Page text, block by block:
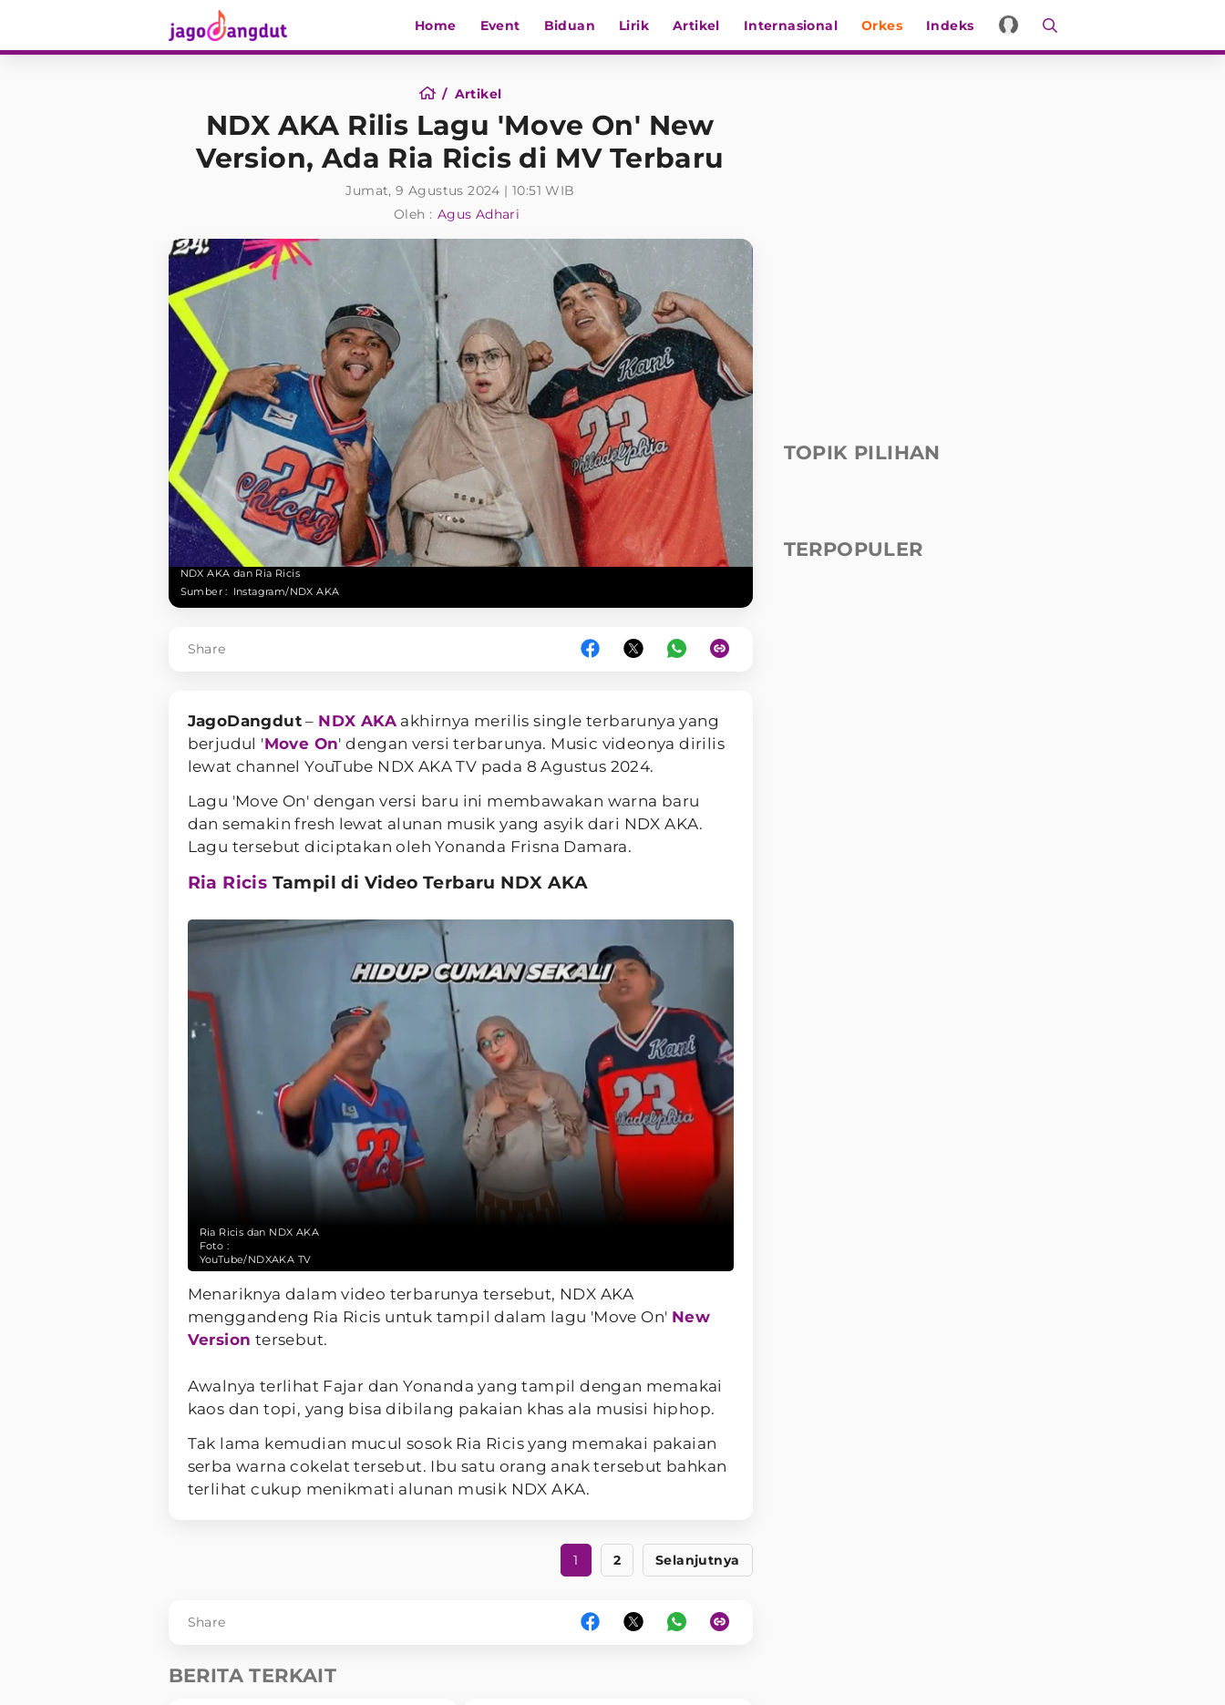
Home Event Biduan Lirik Artikel Internasional Orkes Indeks
Artikel
NDX AKA Rilis Lagu 'Move On' New
Version, Ada Ria Ricis di MV Terbaru
Jumat, 9 Agustus 2024 | 10:51 WIB
Oleh : Agus Adhari
NDX AKA dan Ria Ricis
Sumber : Instagram/NDX AKA
Share
JagoDangdut– NDX AKAakhirnya merilis single terbarunya yang
berjudul 'Move On' dengan versi terbarunya. Music videonya dirilis
lewat channel YouTube NDX AKA TV pada 8 Agustus 2024.
Lagu 'Move On' dengan versi baru ini membawakan warna baru
dan semakin fresh lewat alunan musik yang asyik dari NDX AKA.
Lagu tersebut diciptakan oleh Yonanda Frisna Damara.
Ria Ricis Tampil di Video Terbaru NDX AKA
Ria Ricis dan NDX AKA
Foto :
YouTube/NDXAKA TV
Menariknya dalam video terbarunya tersebut, NDX AKA
menggandeng Ria Ricis untuk tampil dalam lagu 'Move On' New
Version tersebut.
Awalnya terlihat Fajar dan Yonanda yang tampil dengan memakai
kaos dan topi, yang bisa dibilang pakaian khas ala musisi hiphop.
Tak lama kemudian mucul sosok Ria Ricis yang memakai pakaian
serba warna cokelat tersebut. Ibu satu orang anak tersebut bahkan
terlihat cukup menikmati alunan musik NDX AKA.
1 2 Selanjutnya
Share
BERITA TERKAIT
TOPIK PILIHAN
TERPOPULER